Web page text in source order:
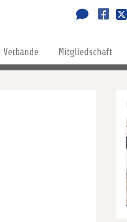
Verbände Mitgliedschaft